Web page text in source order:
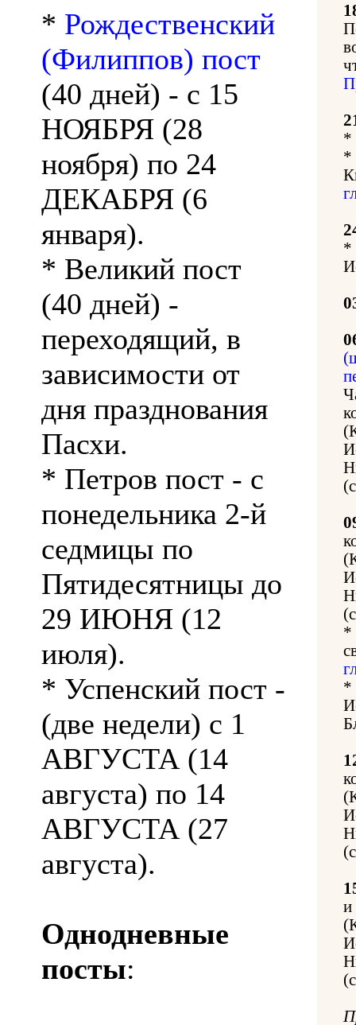
* Рождественский
(Филиппов) пост
(40 дней) - с 15
НОЯБРЯ (28
ноября) по 24
ДЕКАБРЯ (6
января).
* Великий пост
(40 дней) -
переходящий, в
зависимости от
дня празднования
Пасхи.
* Петров пост - с
понедельника 2-й
седмицы по
Пятидесятницы до
29 ИЮНЯ (12
июля).
* Успенский пост -
(две недели) с 1
АВГУСТА (14
августа) по 14
АВГУСТА (27
августа).
Однодневные
посты:
*
*
*
*
*
и